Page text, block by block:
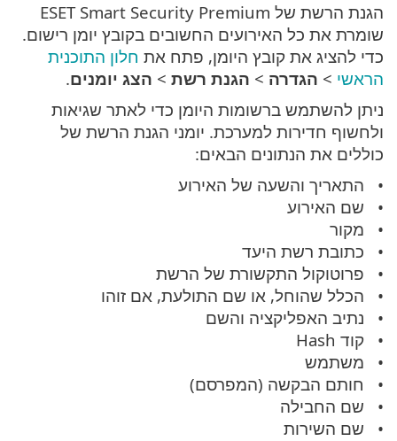
הגנת הרשת של ESET Smart Security Premium
שומרת את כל האירועים החשובים בקובץ יומן רישום.
כדי להציג את קובץ היומן, פתח את חלון התוכנית
הראשי > הגדרה > הגנת רשת > הצג יומנים.
ניתן להשתמש ברשומות היומן כדי לאתר שגיאות
ולחשוף חדירות למערכת. יומני הגנת הרשת של
כוללים את הנתונים הבאים:
התאריך והשעה של האירוע
שם האירוע
מקור
כתובת רשת היעד
פרוטוקול התקשורת של הרשת
הכלל שהוחל, או שם התולעת, אם זוהו
נתיב האפליקציה והשם
קוד Hash
משתמש
חותם הבקשה (המפרסם)
שם החבילה
שם השירות